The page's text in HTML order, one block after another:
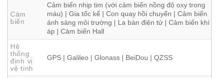
Cảm
biến
Cảm biến nhịp tim (với cảm biến nồng độ oxy trong
máu) | Gia tốc kế | Con quay hồi chuyển | Cảm biến
ánh sáng môi trường | La bàn điện tử | Cảm biến khí
áp | Cảm biến Hall
Hệ
thống
định vị
vệ tinh
GPS | Galileo | Glonass | BeiDou | QZSS